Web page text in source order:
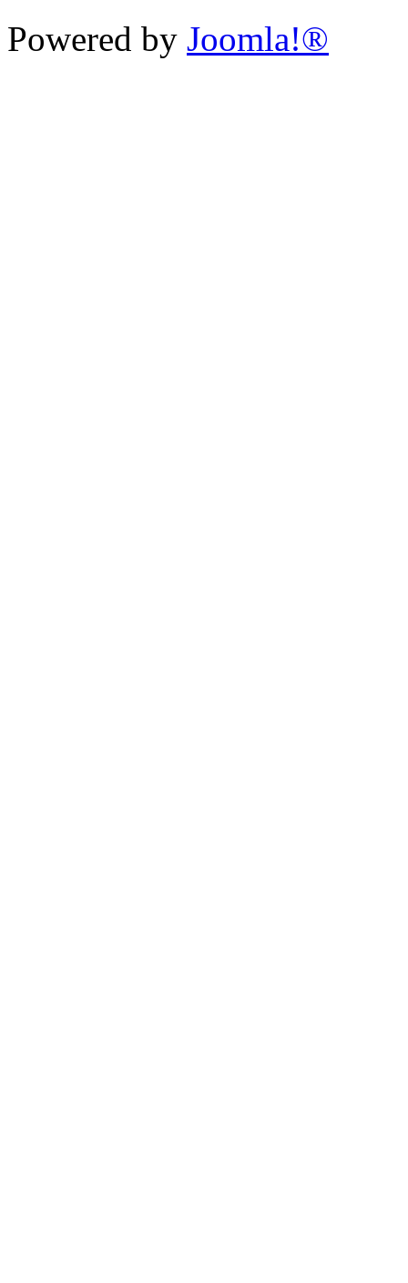
Powered by Joomla!®